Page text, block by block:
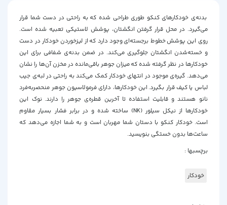
بدنه‌ی خودکارهای کنکو طوری طراحی شده که به راحتی در دست شما قرار
می‌گیرد. در محل قرار گرفتن انگشتان، پوشش لاستیکی تعبیه شده است.
روی این پوشش خطوط برجسته‌ای وجود دارد که از لیزخوردن خودکار در دست
و خسته‌شدن انگشتان جلوگیری می‌کند. در ضمن بدنه‌ی شفافی برای این
خودکارها در نظر گرفته شده که میزان جوهر باقی‌مانده در مخزن آن‌ها را نشان
می‌دهد. گیره‌ی موجود در انتهای خودکار کمک می‌کند به راحتی در لبه‌ی جیب
لباس یا کیف قرار بگیرد. این خودکارها، دارای فرمولاسیون جوهر منحصربه‌فرد
نانو هستند و قابلیت استفاده تا آخرین قطره‌ی جوهر را دارند. نوک این
خودکارها از نیکل سیلور (NK) ساخته شده و در برابر فشار بسیار مقاوم
است. خودکار کنکو با دستان شما مهربان است و به شما اجازه می‌دهد که
ساعت‌ها بدون خستگی بنویسید.
برچسبها :
خودکار